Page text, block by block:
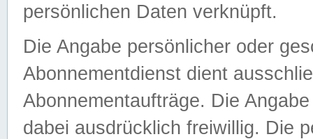
persönlichen Daten verknüpft.
Die Angabe persönlicher oder
Abonnementdienst dient
Abonnementaufträge. Die
dabei ausdrücklich freiwillig. Die